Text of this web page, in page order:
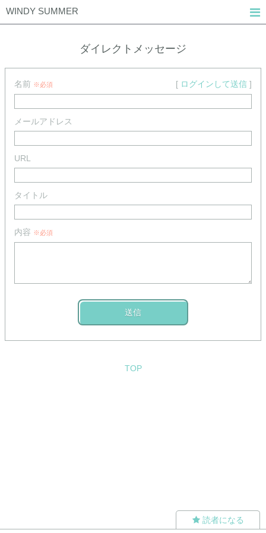
WINDY SUMMER
ダイレクトメッセージ
名前 ※必須 [ ログインして送信 ]
メールアドレス
URL
タイトル
内容 ※必須
送信
TOP
読者になる